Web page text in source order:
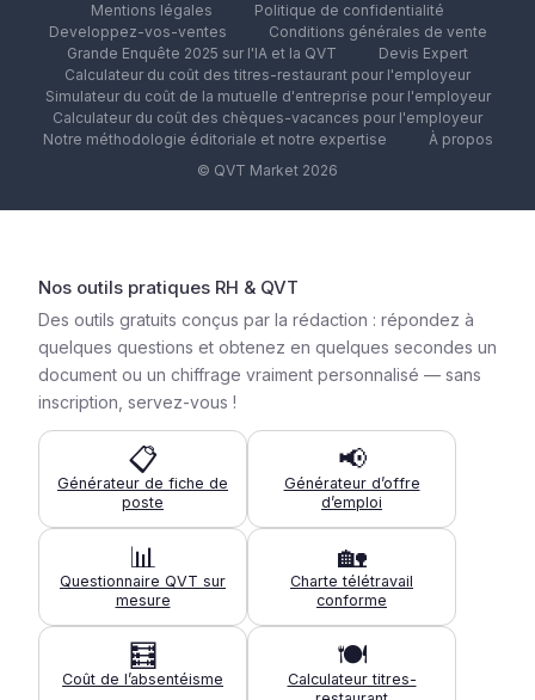
Mentions légales
Politique de confidentialité
Developpez-vos-ventes
Conditions générales de vente
Grande Enquête 2025 sur l'IA et la QVT
Devis Expert
Calculateur du coût des titres-restaurant pour l'employeur
Simulateur du coût de la mutuelle d'entreprise pour l'employeur
Calculateur du coût des chèques-vacances pour l'employeur
Notre méthodologie éditoriale et notre expertise
À propos
© QVT Market 2026
Nos outils pratiques RH & QVT
Des outils gratuits conçus par la rédaction : répondez à
quelques questions et obtenez en quelques secondes un
document ou un chiffrage vraiment personnalisé — sans
inscription, servez-vous !
📋
Générateur de fiche de
poste
📢
Générateur d’offre
d’emploi
📊
Questionnaire QVT sur
mesure
🏡
Charte télétravail
conforme
🧮
Coût de l’absentéisme
🍽️
Calculateur titres-